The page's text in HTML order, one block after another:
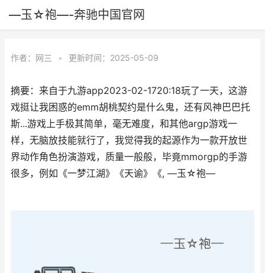
—玉☆袍—-奔驰中国官网
作者： 网三 • 更新时间：2025-05-09
摘要：来自于九游app2023-02-1720:18玩了一天，这游
戏挺让我困惑的emm胡桃契约是什么鬼，还有风神巴巴托
斯...游戏上手极其简单，毫无难度，和其他argp游戏一
样，无脑放技能就行了，我觉得我的起源作为一款开放世
界动作角色扮演游戏，质量一般般，毕竟mmorgp的手游
很多，例如《一梦江湖》《天谕》《, —玉☆袍—